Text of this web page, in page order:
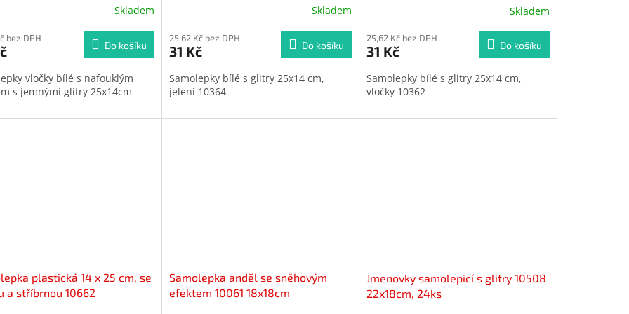
Skladem
bez DPH
Do košíku
vločky bílé s nafouklým
s jemnými glitry 25x14cm
Skladem
25,62 Kč bez DPH
31 Kč Do košíku
Samolepky bílé s glitry 25x14 cm,
jeleni 10364
produktu
je
z
5
Skladem
25,62 Kč bez DPH
31 Kč Do košíku
Samolepky bílé s glitry 25x14 cm,
vločky 10362
plastická 14 x 25 cm, se
a stříbrnou 10662
Samolepka anděl se sněhovým
efektem 10061 18x18cm
Jmenovky samolepicí s glitry 10508
22x18cm, 24ks